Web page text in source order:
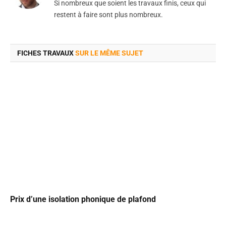
Si nombreux que soient les travaux finis, ceux qui
restent à faire sont plus nombreux.
FICHES TRAVAUXSUR LE MÊME SUJET
Prix d’une isolation phonique de plafond